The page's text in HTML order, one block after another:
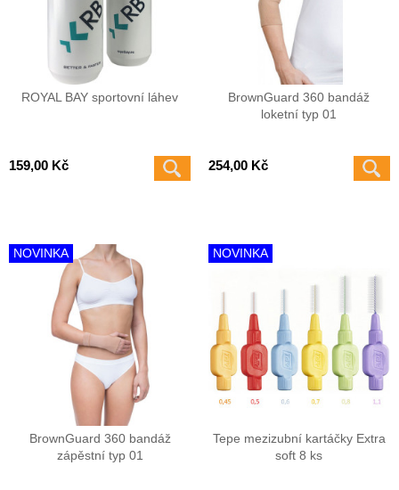
ROYAL BAY sportovní láhev
159,00 Kč
BrownGuard 360 bandáž
loketní typ 01
254,00 Kč
NOVINKA
BrownGuard 360 bandáž
zápěstní typ 01
NOVINKA
Tepe mezizubní kartáčky Extra
soft 8 ks